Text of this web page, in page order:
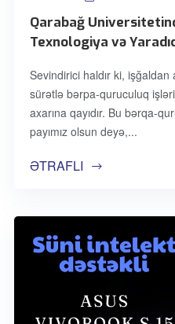
Qarabağ
Texnologiya və
Sevindirici haldır ki,
sürətlə bərpa-quruculuq
axarına qayıdır. Bu bərqa-
payımız olsun deyə,
ƏTRAFLI